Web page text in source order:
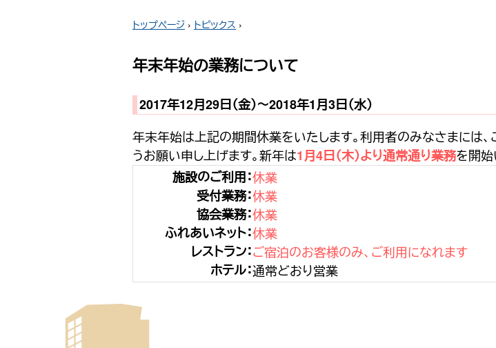
トップページ › トピックス ›
年末年始の業務について
2017年12月29日（金）〜2018年1月3日（水）
年末年始は上記の期間休業をいたします。利用者のみなさまには、
うお願い申し上げます。新年は1月4日（木）より通常通り業務を開始
施設のご利用：休業
受付業務：休業
協会業務：休業
ふれあいネット：休業
レストラン：ご宿泊のお客様のみ、ご利用になれます
ホテル：通常どおり営業